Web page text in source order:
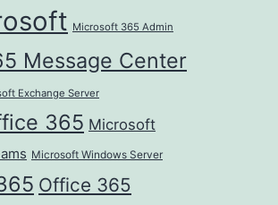
Microsoft 365 Admin
Message Center
Exchange Server
365 Microsoft
Microsoft Windows Server
Office 365